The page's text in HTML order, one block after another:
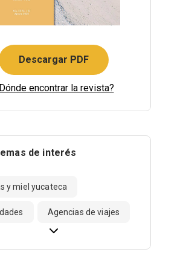
Descargar PDF
encontrar la revista?
de interés
y miel yucateca
Agencias de viajes